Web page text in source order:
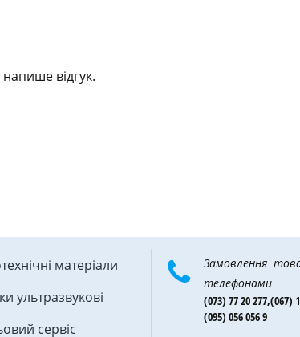
відгук.
матеріали
ультразвукові
сервіс
Замовлення
телефонами
(073) 77 20 277,(067)
(095) 056 056 9